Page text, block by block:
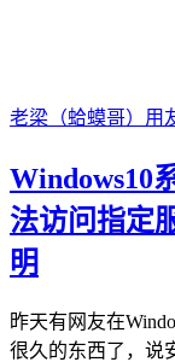
老梁（蛤蟆哥） 用
Windows10
法访问指定
明
昨天有网友在
很久的东西了，说